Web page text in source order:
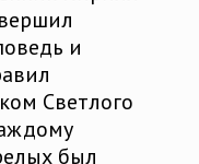
и
Светлого
был